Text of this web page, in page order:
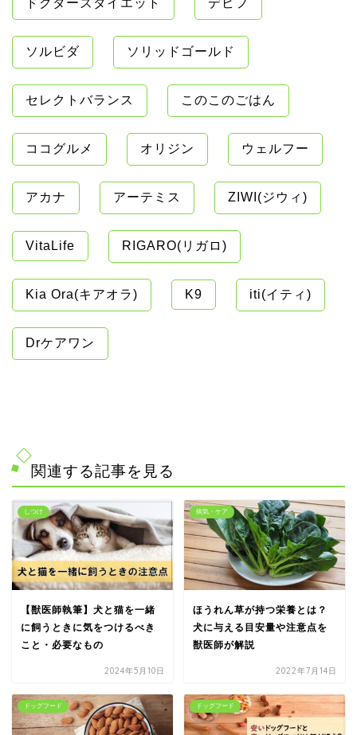
ドクターズダイエット デビフ
ソルビダ ソリッドゴールド
セレクトバランス このこのごはん
ココグルメ オリジン ウェルフー
アカナ アーテミス ZIWI(ジウィ)
VitaLife RIGARO(リガロ)
Kia Ora(キアオラ) K9 iti(イティ)
Drケアワン
関連する記事を見る
しつけ
【獣医師執筆】犬と猫を一緒
に飼うときに気をつけるべき
こと・必要なもの
2024年5月10日
病気・ケア
ほうれん草が持つ栄養とは？
犬に与える目安量や注意点を
獣医師が解説
2022年7月14日
ドッグフード ドッグフード